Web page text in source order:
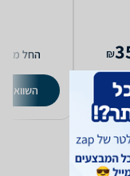
₪ החל מ-
השוואת